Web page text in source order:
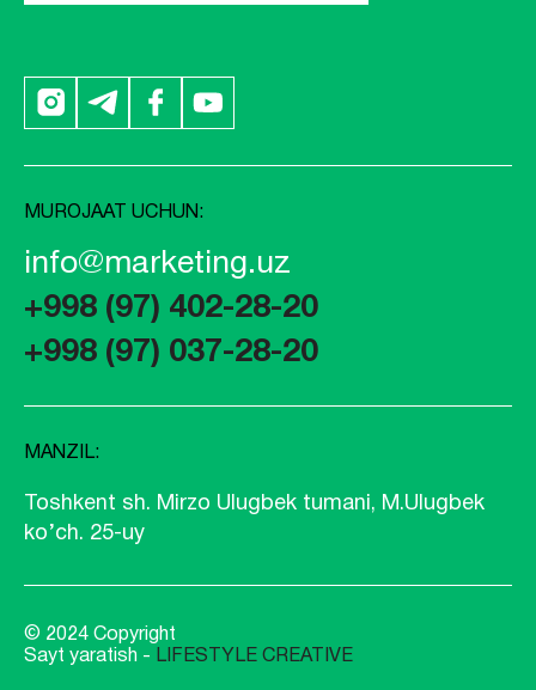
MUROJAAT UCHUN:
info@marketing.uz
+998 (97) 402-28-20
+998 (97) 037-28-20
MANZIL:
Toshkent sh. Mirzo Ulugbek tumani, M.Ulugbek
ko’ch. 25-uy
© 2024 Copyright
Sayt yaratish - LIFESTYLE CREATIVE